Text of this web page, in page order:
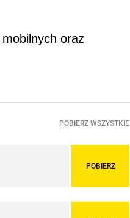
oraz
POBIERZ WSZYSTKIE
POBIERZ